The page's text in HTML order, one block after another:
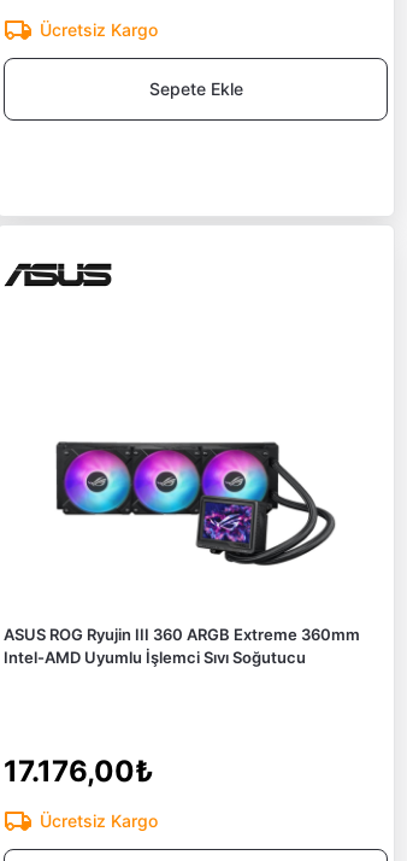
Ücretsiz Kargo
Sepete Ekle
ASUS ROG Ryujin III 360 ARGB Extreme 360mm
Intel-AMD Uyumlu İşlemci Sıvı Soğutucu
17.176,00₺
Ücretsiz Kargo